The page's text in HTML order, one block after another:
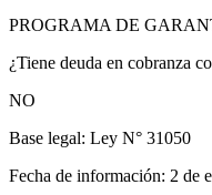
PROGRAMA DE
¿Tiene deuda en cobranza
NO
Base legal: Ley N° 31050
Fecha de información: 2 de